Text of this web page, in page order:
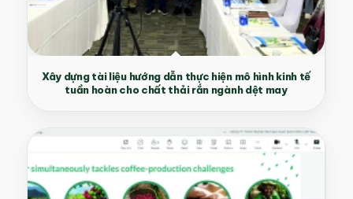
Xây dựng tài liệu hướng dẫn thực hiện mô hình kinh tế
tuần hoàn cho chất thải rắn ngành dệt may